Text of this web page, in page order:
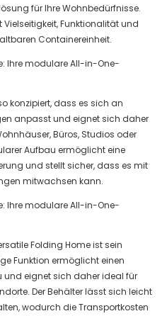
für Ihre Wohnbedürfnisse.
Vielseitigkeit, Funktionalität und
Containereinheit.
konzipiert, dass es sich an
anpasst und eignet sich daher
Büros, Studios oder
Aufbau ermöglicht eine
und stellt sicher, dass es mit
mitwachsen kann.
Folding Home ist sein
Funktion ermöglicht einen
eignet sich daher ideal für
Der Behälter lässt sich leicht
wodurch die Transportkosten